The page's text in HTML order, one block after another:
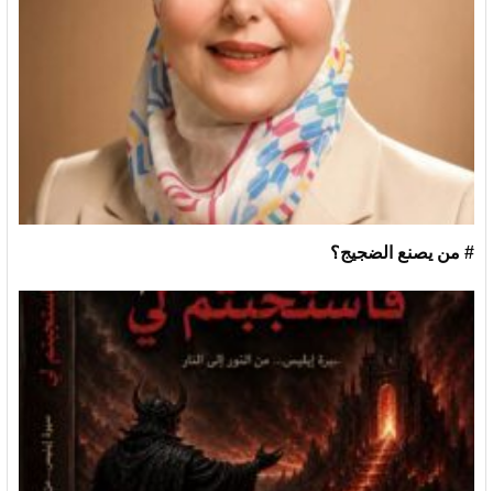
# من يصنع الضجيج؟